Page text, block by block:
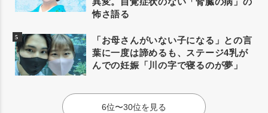
怖さ語る
「お母さんがいない子になる」との言
葉に一度は諦めるも、ステージ4乳が
んでの妊娠「川の字で寝るのが夢」
6位〜30位を見る